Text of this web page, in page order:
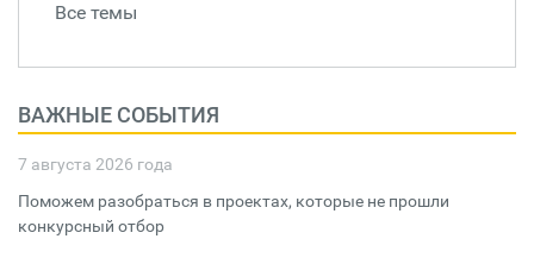
Все темы
ВАЖНЫЕ СОБЫТИЯ
7 августа 2026 года
Поможем разобраться в проектах, которые не прошли
конкурсный отбор